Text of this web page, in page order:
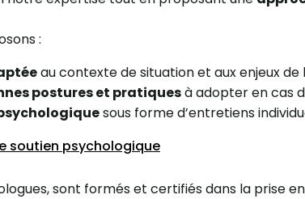
:
au contexte de situation et aux enjeux de
postures et pratiquesà adopter en cas
sous forme d’entretiens
soutien psychologique
sont formés et certifiés dans la prise